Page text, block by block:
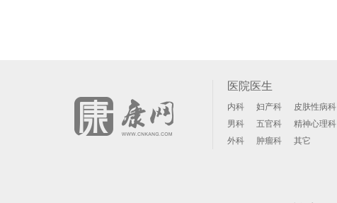
医院医生
内科 妇产科 皮肤性病科
男科
五官科 精神心理科
外科
肿瘤科 其它